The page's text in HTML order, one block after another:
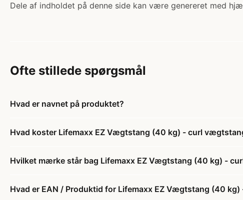
Dele af indholdet på denne side kan være genereret med
Ofte stillede spørgsmål
Hvad er navnet på produktet?
Hvad koster Lifemaxx EZ Vægtstang (40 kg) - curl
Hvilket mærke står bag Lifemaxx EZ Vægtstang (40 kg) -
Hvad er EAN / Produktid for Lifemaxx EZ Vægtstang (40